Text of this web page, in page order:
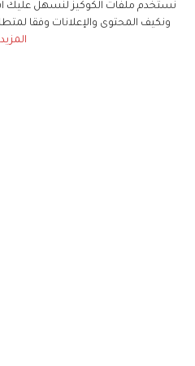
نستخدم ملفات الكوكيز لنسهل عليك
ونكيف المحتوى والإعلانات وفقا
المزيد